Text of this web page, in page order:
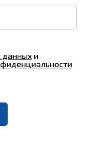
данныхи